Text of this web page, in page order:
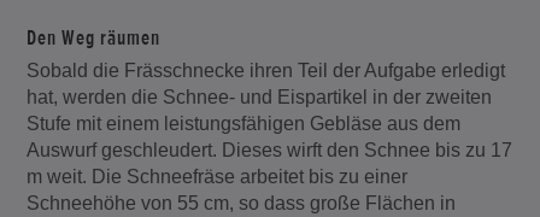
Den Weg räumen
Sobald die Frässchnecke ihren Teil der Aufgabe erledigt
hat, werden die Schnee- und Eispartikel in der zweiten
Stufe mit einem leistungsfähigen Gebläse aus dem
Auswurf geschleudert. Dieses wirft den Schnee bis zu 17
m weit. Die Schneefräse arbeitet bis zu einer
Schneehöhe von 55 cm, so dass große Flächen in